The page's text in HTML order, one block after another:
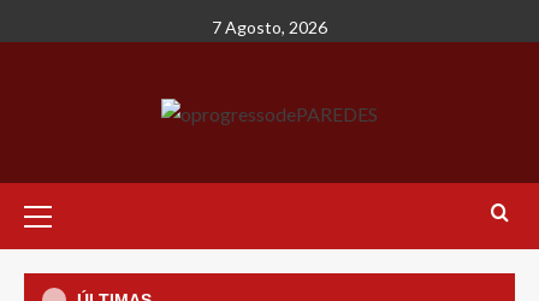
para
7 Agosto, 2026
principal